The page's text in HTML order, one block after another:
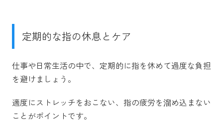
定期的な指の休息とケア
仕事や日常生活の中で、定期的に指を休めて過度な負担
を避けましょう。
適度にストレッチをおこない、指の疲労を溜め込まない
ことがポイントです。